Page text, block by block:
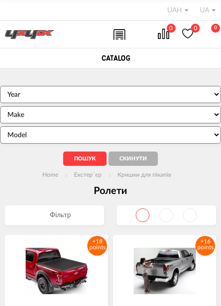
UAH UA
0 0 0
CATALOG
Home Екстер`єр Кришки для пікапів
Ролети
Фільтр
+18
points
+16
points